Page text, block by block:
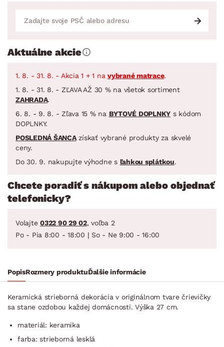
Aktuálne akcie
1. 8. - 31. 8. - Akcia 1 + 1 na vybrané matrace.
1. 8. - 31. 8. - ZĽAVA AŽ 30 % na všetok sortiment
ZAHRADA.
6. 8. - 9. 8. - Zľava 15 % na BYTOVÉ DOPLNKY s kódom
DOPLNKY.
POSLEDNÁ ŠANCAzískať vybrané produkty za skvelé
ceny.
Do 30. 9. nakupujte výhodne s ľahkou splátkou.
Chcete poradiť s nákupom alebo objednať
telefonicky?
Volajte 0322 90 29 02, voľba 2
Po - Pia 8:00 - 18:00 | So - Ne 9:00 - 16:00
PopisRozmery produktuĎalšie informácie
Keramická strieborná dekorácia v originálnom tvare črievičky
sa stane ozdobou každej domácnosti. Výška 27 cm.
materiál: keramika
farba: strieborná lesklá